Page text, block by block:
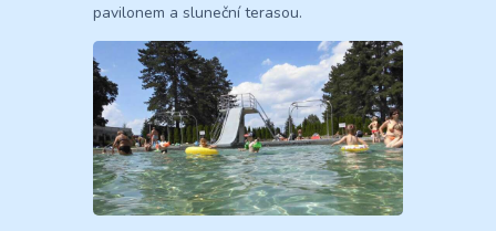
pavilonem a sluneční terasou.